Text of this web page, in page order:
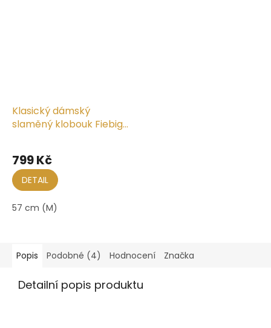
Klasický dámský
slaměný klobouk Fiebig
799 Kč
DETAIL
57 cm (M)
Popis Podobné (4) Hodnocení Značka
Detailní popis produktu